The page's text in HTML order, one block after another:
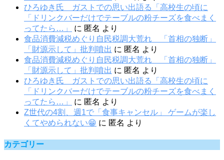
ひろゆき氏 ガストでの思い出語る「高校生の頃に
「ドリンクバーだけでテーブルの粉チーズを食べまく
ってたら…」
に 匿名 より
食品消費減税めぐり自民税調大荒れ 「首相の独断」
「財源示して」批判噴出 に 匿名 より
食品消費減税めぐり自民税調大荒れ 「首相の独断」
「財源示して」批判噴出 に 匿名 より
ひろゆき氏 ガストでの思い出語る「高校生の頃に
「ドリンクバーだけでテーブルの粉チーズを食べまく
ってたら…」
に 匿名 より
Z世代の4割、週1で「食事キャンセル」 ゲームが楽し
くてやめられない😁 に 匿名 より
カテゴリー